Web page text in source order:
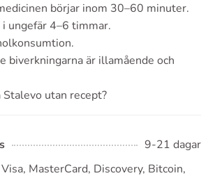
börjar inom 30–60 minuter.
i ungefär 4–6 timmar.
biverkningarna är illamående och
utan recept?
9-21 dagar
Visa, MasterCard, Discovery, Bitcoin,